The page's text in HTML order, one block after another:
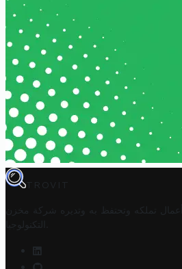
TROVIT
تملكه وتحتفظ به وتديره
شركة مخزن
التكنولوجيا